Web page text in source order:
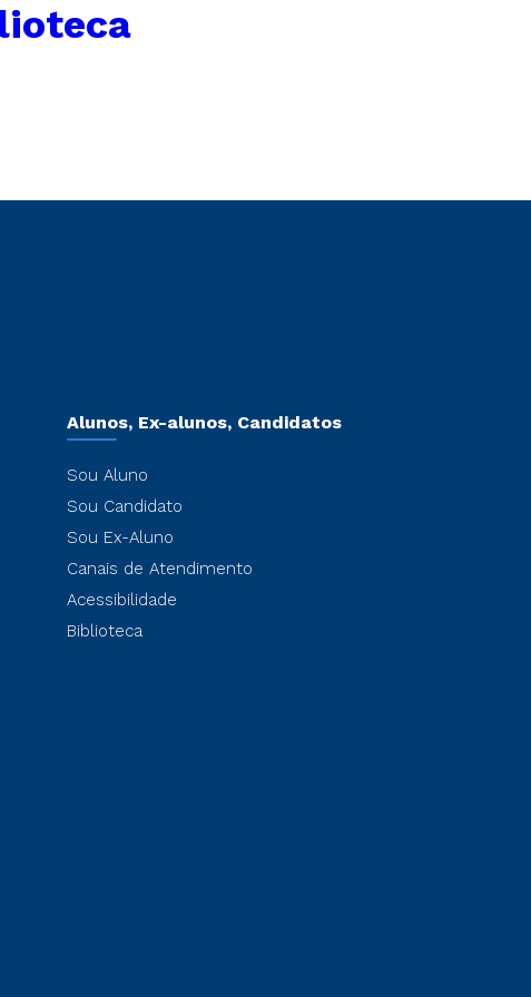
Alunos, Ex-alunos, Candidatos
Sou Aluno
Sou Candidato
Sou Ex-Aluno
Canais de Atendimento
Acessibilidade
Biblioteca